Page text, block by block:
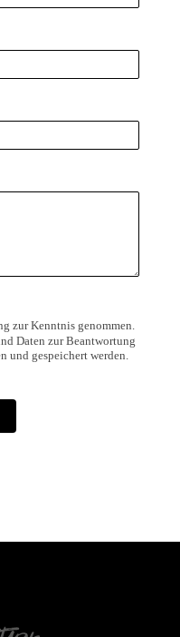
zur Kenntnis genommen.
Daten zur Beantwortung
und gespeichert werden.